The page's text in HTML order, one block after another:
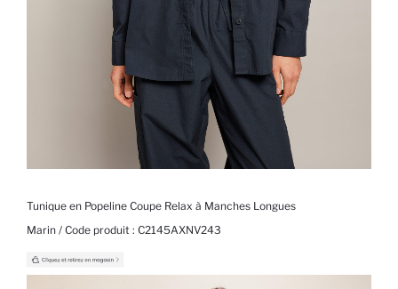
Tunique en Popeline Coupe Relax à Manches Longues
Marin / Code produit : C2145AXNV243